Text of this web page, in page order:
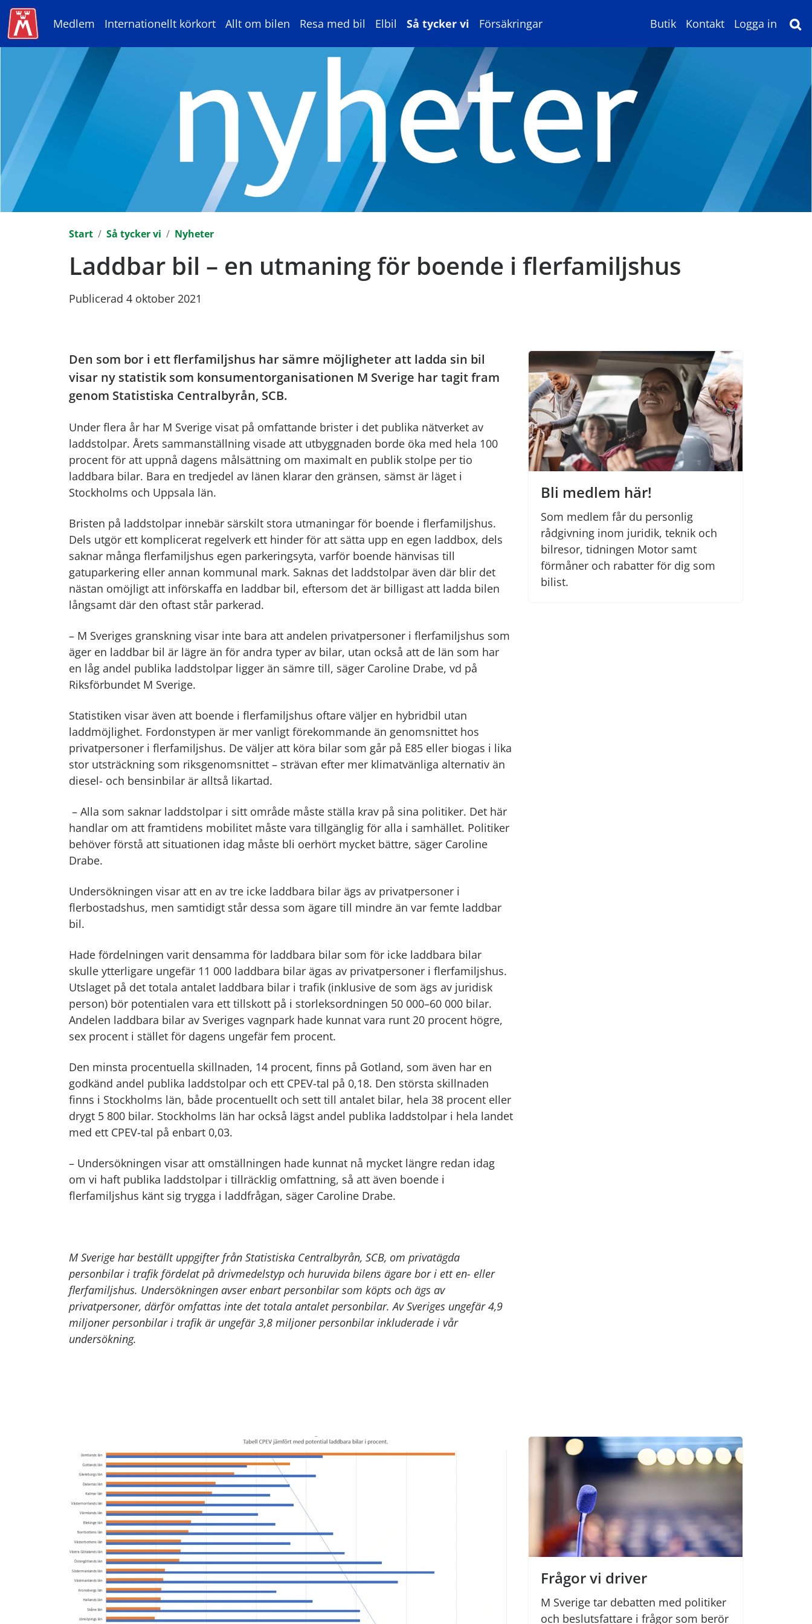
Medlem Internationellt körkort Allt om bilen Resa med bil Elbil Så tycker vi Försäkringar Butik Kontakt Logga in
Start Så tycker vi Nyheter
Laddbar bil – en utmaning för boende i flerfamiljshus
Publicerad 4 oktober 2021
Den som bor i ett flerfamiljshus har sämre möjligheter att ladda sin bil
visar ny statistik som konsumentorganisationen M Sverige har tagit fram
genom Statistiska Centralbyrån, SCB.
Under flera år har M Sverige visat på omfattande brister i det publika nätverket av
laddstolpar. Årets sammanställning visade att utbyggnaden borde öka med hela 100
procent för att uppnå dagens målsättning om maximalt en publik stolpe per tio
laddbara bilar. Bara en tredjedel av länen klarar den gränsen, sämst är läget i
Stockholms och Uppsala län.
Bristen på laddstolpar innebär särskilt stora utmaningar för boende i flerfamiljshus.
Dels utgör ett komplicerat regelverk ett hinder för att sätta upp en egen laddbox, dels
saknar många flerfamiljshus egen parkeringsyta, varför boende hänvisas till
gatuparkering eller annan kommunal mark. Saknas det laddstolpar även där blir det
nästan omöjligt att införskaffa en laddbar bil, eftersom det är billigast att ladda bilen
långsamt där den oftast står parkerad.
– M Sveriges granskning visar inte bara att andelen privatpersoner i flerfamiljshus som
äger en laddbar bil är lägre än för andra typer av bilar, utan också att de län som har
en låg andel publika laddstolpar ligger än sämre till, säger Caroline Drabe, vd på
Riksförbundet M Sverige.
Statistiken visar även att boende i flerfamiljshus oftare väljer en hybridbil utan
laddmöjlighet. Fordonstypen är mer vanligt förekommande än genomsnittet hos
privatpersoner i flerfamiljshus. De väljer att köra bilar som går på E85 eller biogas i lika
stor utsträckning som riksgenomsnittet – strävan efter mer klimatvänliga alternativ än
diesel- och bensinbilar är alltså likartad.
– Alla som saknar laddstolpar i sitt område måste ställa krav på sina politiker. Det här
handlar om att framtidens mobilitet måste vara tillgänglig för alla i samhället. Politiker
behöver förstå att situationen idag måste bli oerhört mycket bättre, säger Caroline
Drabe.
Undersökningen visar att en av tre icke laddbara bilar ägs av privatpersoner i
flerbostadshus, men samtidigt står dessa som ägare till mindre än var femte laddbar
bil.
Hade fördelningen varit densamma för laddbara bilar som för icke laddbara bilar
skulle ytterligare ungefär 11 000 laddbara bilar ägas av privatpersoner i flerfamiljshus.
Utslaget på det totala antalet laddbara bilar i trafik (inklusive de som ägs av juridisk
person) bör potentialen vara ett tillskott på i storleksordningen 50 000–60 000 bilar.
Andelen laddbara bilar av Sveriges vagnpark hade kunnat vara runt 20 procent högre,
sex procent i stället för dagens ungefär fem procent.
Den minsta procentuella skillnaden, 14 procent, finns på Gotland, som även har en
godkänd andel publika laddstolpar och ett CPEV-tal på 0,18. Den största skillnaden
finns i Stockholms län, både procentuellt och sett till antalet bilar, hela 38 procent eller
drygt 5 800 bilar. Stockholms län har också lägst andel publika laddstolpar i hela landet
med ett CPEV-tal på enbart 0,03.
– Undersökningen visar att omställningen hade kunnat nå mycket längre redan idag
om vi haft publika laddstolpar i tillräcklig omfattning, så att även boende i
flerfamiljshus känt sig trygga i laddfrågan, säger Caroline Drabe.
M Sverige har beställt uppgifter från Statistiska Centralbyrån, SCB, om privatägda
personbilar i trafik fördelat på drivmedelstyp och huruvida bilens ägare bor i ett en- eller
flerfamiljshus. Undersökningen avser enbart personbilar som köpts och ägs av
privatpersoner, därför omfattas inte det totala antalet personbilar. Av Sveriges ungefär 4,9
miljoner personbilar i trafik är ungefär 3,8 miljoner personbilar inkluderade i vår
undersökning.
Bli medlem här!
Som medlem får du personlig
rådgivning inom juridik, teknik och
bilresor, tidningen Motor samt
förmåner och rabatter för dig som
bilist.
Frågor vi driver
M Sverige tar debatten med politiker
och beslutsfattare i frågor som berör